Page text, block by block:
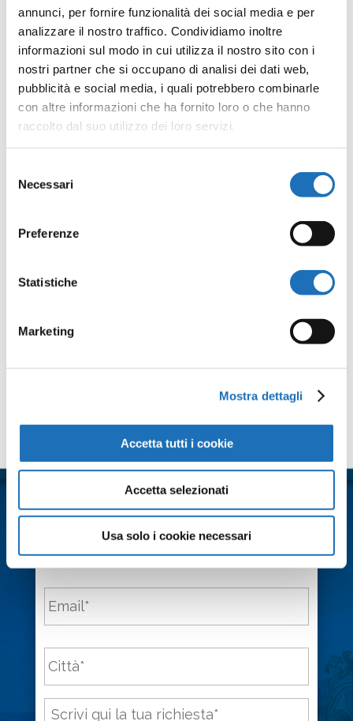
annunci, per fornire funzionalità dei social media e per
analizzare il nostro traffico. Condividiamo inoltre
informazioni sul modo in cui utilizza il nostro sito con i
nostri partner che si occupano di analisi dei dati web,
pubblicità e social media, i quali potrebbero combinarle
con altre informazioni che ha fornito loro o che hanno
raccolto dal suo utilizzo dei loro servizi.
delNecessari
Preferenze
Statistiche
Marketing
Mostra dettagli
Accetta tutti i cookie
Accetta selezionati
Usa solo i cookie necessari
Stagioni precedenti
Nel corso degli anni,la programmazione del Teatro
appassionadagliamanti della musicaaifedeli
della prosa, dagliaffezionati del teatro dialettale
fino aibambinigrazie al coinvolgimento di grandi artisti
e alla produzione di importanti spettacoli.
Dal 1992 fino al 2000 le stagioni teatrali sono state
Mentredalla stagione 2001-2002
, prima in via
Cesenatico ha assunto direttamente la gestione
RIVIVI LE STAGIONI PRECEDENTI
Contattaci
Nome *
Cognome
Email *
Città *
Messaggio